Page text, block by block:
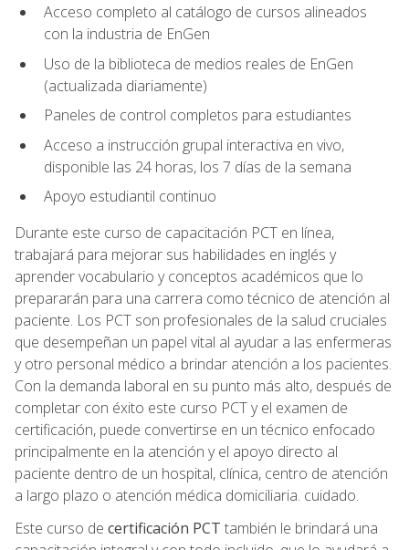
Acceso completo al catálogo de cursos alineados
con la industria de EnGen
Uso de la biblioteca de medios reales de EnGen
(actualizada diariamente)
Paneles de control completos para estudiantes
Acceso a instrucción grupal interactiva en vivo,
disponible las 24 horas, los 7 días de la semana
Apoyo estudiantil continuo
Durante este curso de capacitación PCT en línea,
trabajará para mejorar sus habilidades en inglés y
aprender vocabulario y conceptos académicos que lo
prepararán para una carrera como técnico de atención al
paciente. Los PCT son profesionales de la salud cruciales
que desempeñan un papel vital al ayudar a las enfermeras
y otro personal médico a brindar atención a los pacientes.
Con la demanda laboral en su punto más alto, después de
completar con éxito este curso PCT y el examen de
certificación, puede convertirse en un técnico enfocado
principalmente en la atención y el apoyo directo al
paciente dentro de un hospital, clínica, centro de atención
a largo plazo o atención médica domiciliaria. cuidado.
Este curso de certificación PCT también le brindará una